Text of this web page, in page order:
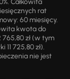
Całkowita
rat
60 miesięcy.
kwota do
765,80 zł (w tym
725,80 zł).
nie jest